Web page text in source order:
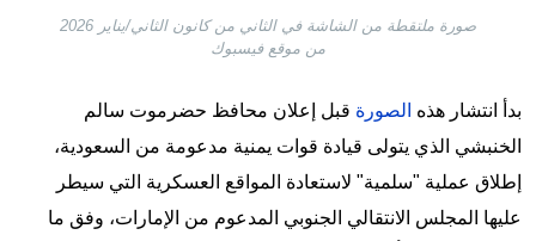
صورة ملتقطة من الشاشة في الثاني من كانون الثاني/يناير 2026
من موقع فيسبوك
بدأ انتشار هذه الصورة قبل إعلان محافظ حضرموت سالم
الخنبشي الذي يتولى قيادة قوات يمنية مدعومة من السعودية،
إطلاق عملية "سلمية" لاستعادة المواقع العسكرية التي سيطر
عليها المجلس الانتقالي الجنوبي المدعوم من الإمارات، وفق ما